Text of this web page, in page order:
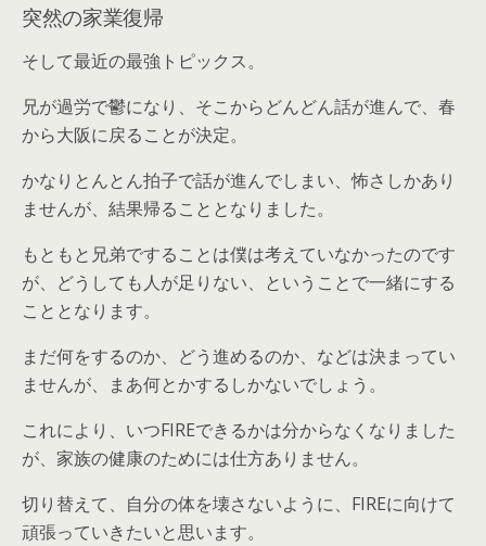
突然の家業復帰
そして最近の最強トピックス。
兄が過労で鬱になり、そこからどんどん話が進んで、春
から大阪に戻ることが決定。
かなりとんとん拍子で話が進んでしまい、怖さしかあり
ませんが、結果帰ることとなりました。
もともと兄弟ですることは僕は考えていなかったのです
が、どうしても人が足りない、ということで一緒にする
こととなります。
まだ何をするのか、どう進めるのか、などは決まってい
ませんが、まあ何とかするしかないでしょう。
これにより、いつFIREできるかは分からなくなりました
が、家族の健康のためには仕方ありません。
切り替えて、自分の体を壊さないように、FIREに向けて
頑張っていきたいと思います。